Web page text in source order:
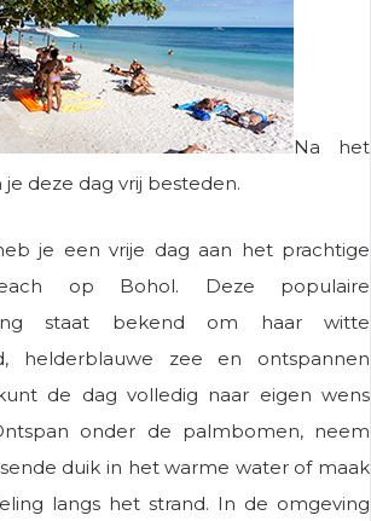
Na het
deze dag vrij besteden.
je een vrije dag aan het prachtige
op Bohol. Deze populaire
staat bekend om haar witte
helderblauwe zee en ontspannen
de dag volledig naar eigen wens
onder de palmbomen, neem
duik in het warme water of maak
langs het strand. In de omgeving